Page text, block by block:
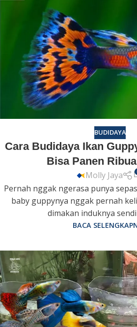
BUDIDAYA
Cara Budidaya Ikan
Bisa Panen
Molly Jaya
Pernah nggak ngerasa punya
baby guppynya nggak pernah
dimakan induknya
BACA